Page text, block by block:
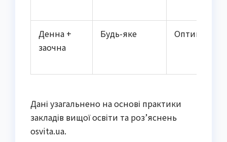
Денна +
заочна
Будь-яке Оптимальна
Дані узагальнено на основі практики
закладів вищої освіти та роз’яснень
osvita.ua.